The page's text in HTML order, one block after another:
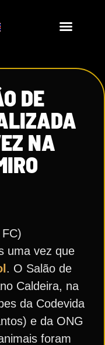
DE
NA
uma vez que
. O Salão de
Caldeira, na
da Codevida
e da ONG
foram